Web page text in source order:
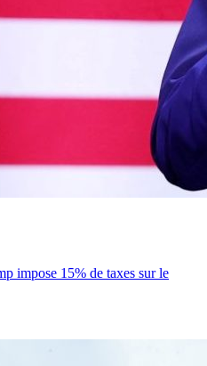
impose 15% de taxes sur le